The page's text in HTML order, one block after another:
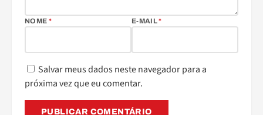
NOME * E-MAIL*
Salvar meus dados neste navegador para a
próxima vez que eu comentar.